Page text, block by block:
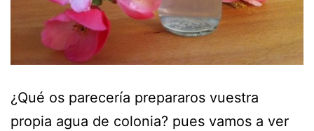
¿Qué os parecería prepararos vuestra
propia agua de colonia? pues vamos a ver